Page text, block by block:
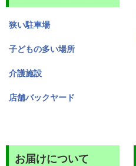
狭い駐車場
子どもの多い場所
介護施設
店舗バックヤード
お届けについて